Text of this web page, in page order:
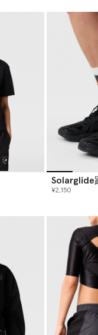
Solarglide
¥2,150